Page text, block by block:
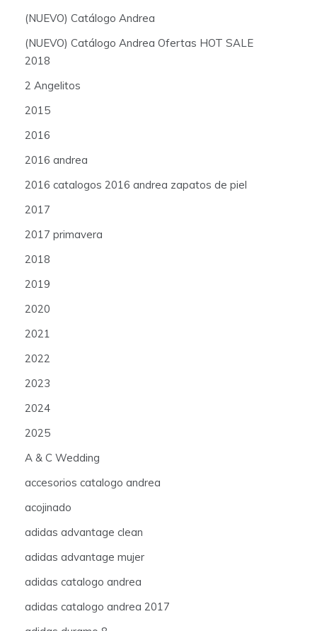
(NUEVO) Catálogo Andrea
(NUEVO) Catálogo Andrea Ofertas HOT SALE
2018
2 Angelitos
2015
2016
2016 andrea
2016 catalogos 2016 andrea zapatos de piel
2017
2017 primavera
2018
2019
2020
2021
2022
2023
2024
2025
A & C Wedding
accesorios catalogo andrea
acojinado
adidas advantage clean
adidas advantage mujer
adidas catalogo andrea
adidas catalogo andrea 2017